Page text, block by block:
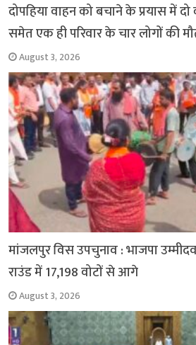
दोपहिया वाहन को बचाने के प्रयास में
समेत एक ही परिवार के चार लोगों की
August 3, 2026
मांजलपुर विस उपचुनाव : भाजपा
राउंड में 17,198 वोटों से आगे
August 3, 2026